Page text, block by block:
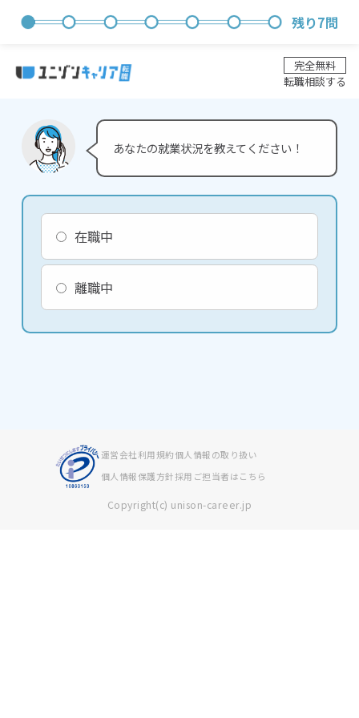
残り7問
完全無料
転職相談する
あなたの就業状況を教えてください！
在職中
離職中
運営会社利用規約個人情報の取り扱い
個人情報保護方針採用ご担当者はこちら
Copyright(c) unison-career.jp